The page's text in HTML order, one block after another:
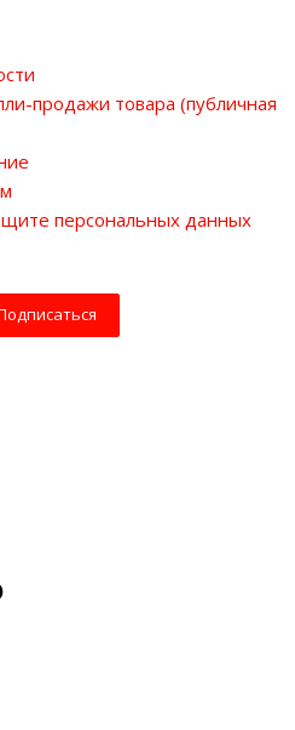
продажи товара (публичная
персональных данных